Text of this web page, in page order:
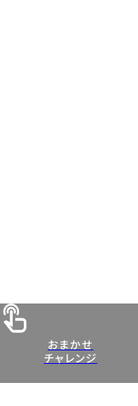
おまかせ
チャレンジ